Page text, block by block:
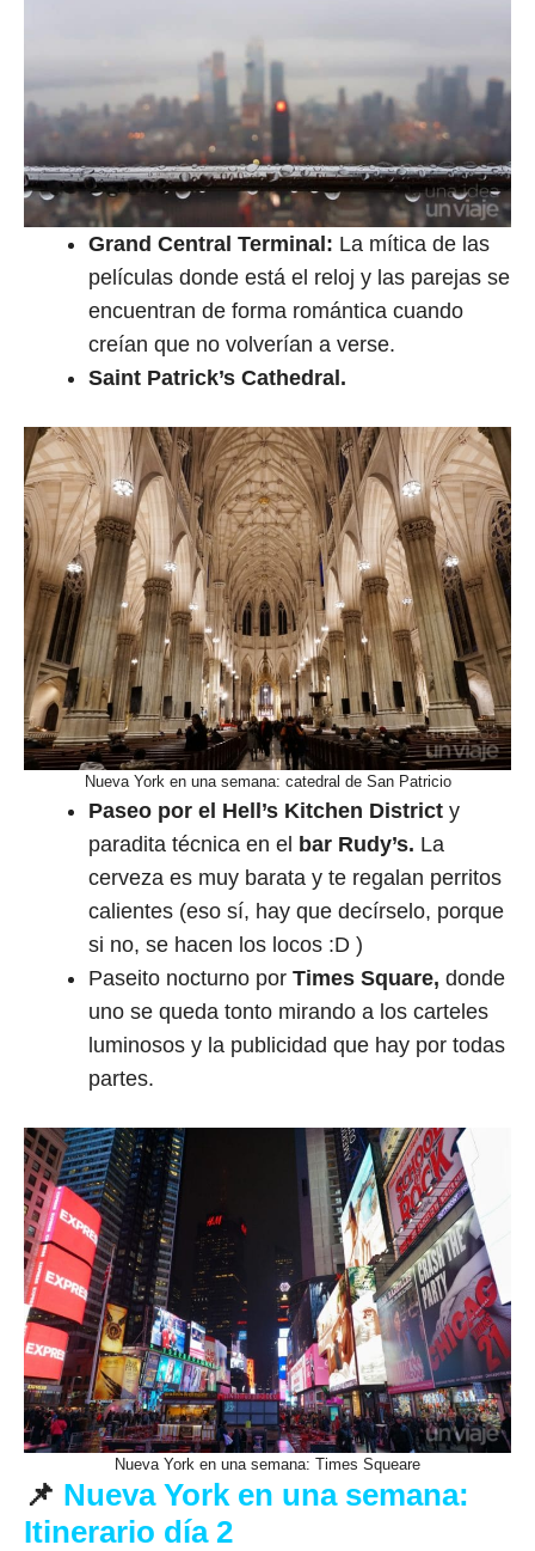
Grand Central Terminal: La mítica de las
películas donde está el reloj y las parejas se
encuentran de forma romántica cuando
creían que no volverían a verse.
Saint Patrick’s Cathedral.
Nueva York en una semana: catedral de San Patricio
Paseo por el Hell’s Kitchen District y
paradita técnica en el bar Rudy’s. La
cerveza es muy barata y te regalan perritos
calientes (eso sí, hay que decírselo, porque
si no, se hacen los locos :D )
Paseito nocturno por Times Square, donde
uno se queda tonto mirando a los carteles
luminosos y la publicidad que hay por todas
partes.
Nueva York en una semana: Times Squeare
📌 Nueva York en una semana:
Itinerario día 2